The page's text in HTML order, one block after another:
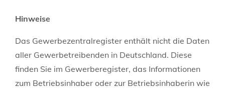
Hinweise
Das Gewerbezentralregister enthält nicht die Daten
aller Gewerbetreibenden in Deutschland. Diese
finden Sie im Gewerberegister, das Informationen
zum Betriebsinhaber oder zur Betriebsinhaberin wie